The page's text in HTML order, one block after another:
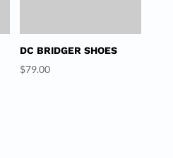
DC BRIDGER SHOES
$79.00